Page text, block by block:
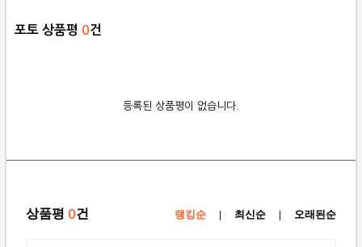
포토 상품평 0건
등록된 상품평이 없습니다.
상품평 0건 랭킹순 | 최신순 | 오래된순